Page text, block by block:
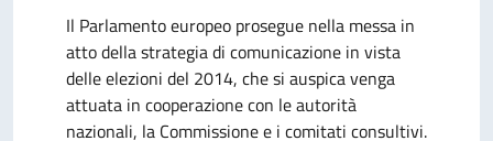
Il Parlamento europeo prosegue nella messa in
atto della strategia di comunicazione in vista
delle elezioni del 2014, che si auspica venga
attuata in cooperazione con le autorità
nazionali, la Commissione e i comitati consultivi.